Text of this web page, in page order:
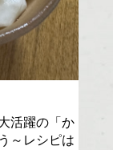
活躍の「か
～レシピは